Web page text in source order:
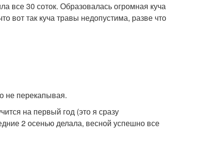
все 30 соток. Образовалась огромная куча
вот так куча травы недопустима, разве что
не перекапывая.
на первый год (это я сразу
2 осенью делала, весной успешно все